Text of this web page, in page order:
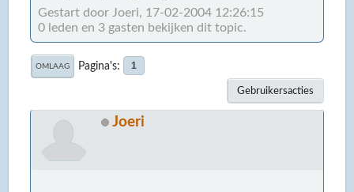
Gestart door Joeri, 17-02-2004 12:26:15
0 leden en 3 gasten bekijken dit topic.
OMLAAG Pagina's 1
Gebruikersacties
Joeri